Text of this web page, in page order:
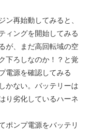
ン再始動してみると、
ィングを開始してみる
が、まだ高回転域の空
下ろしなのか！？と覚
電源を確認してみる
かない。バッテリーは
り劣化しているハーネ
ポンプ電源をバッテリ